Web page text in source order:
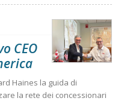
CEO
Haines la guida di
la rete dei concessionari